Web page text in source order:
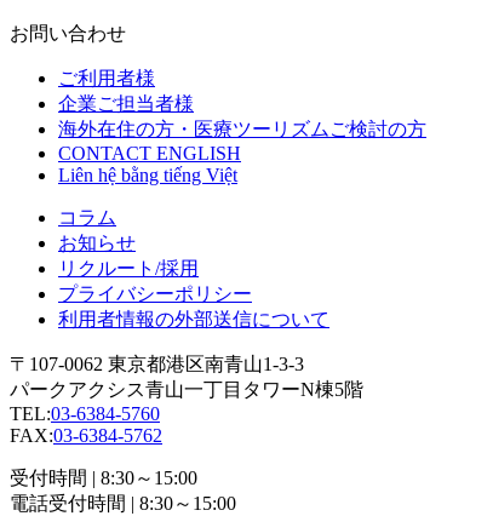
お問い合わせ
ご利用者様
企業ご担当者様
海外在住の方・医療ツーリズムご検討の方
CONTACT ENGLISH
Liên hệ bằng tiếng Việt
コラム
お知らせ
リクルート/採用
プライバシーポリシー
利用者情報の外部送信について
〒107-0062 東京都港区南青山1-3-3
パークアクシス青山一丁目タワーN棟5階
TEL:03-6384-5760
FAX:03-6384-5762
受付時間 | 8:30～15:00
電話受付時間 | 8:30～15:00